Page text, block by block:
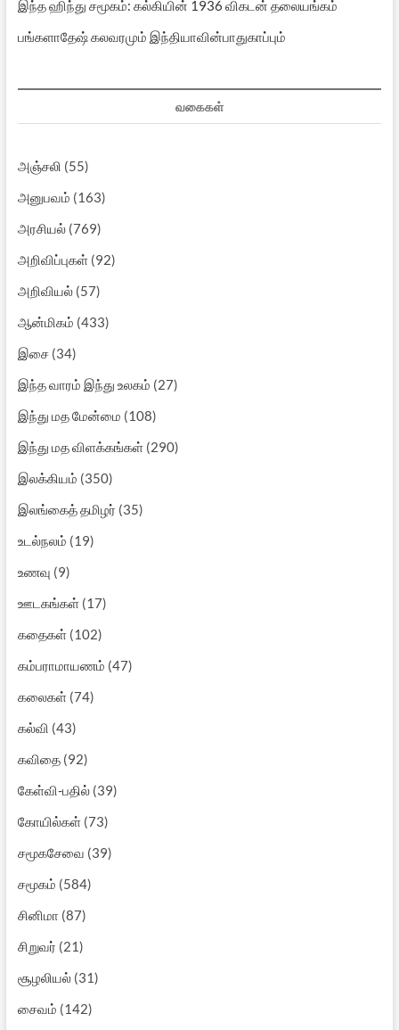
இந்த ஹிந்து சமூகம்: கல்கியின் 1936 விகடன் தலையங்கம்
பங்களாதேஷ் கலவரமும் இந்தியாவின்பாதுகாப்பும்
வகைகள்
அஞ்சலி (55)
அனுபவம் (163)
அரசியல்(769)
அறிவிப்புகள்(92)
அறிவியல்(57)
ஆன்மிகம் (433)
இசை(34)
இந்த வாரம் இந்து உலகம் (27)
இந்து மத மேன்மை (108)
இந்து மத விளக்கங்கள்(290)
இலக்கியம் (350)
இலங்கைத் தமிழர் (35)
உடல்நலம் (19)
உணவு (9)
ஊடகங்கள்(17)
கதைகள்(102)
கம்பராமாயணம் (47)
கலைகள்(74)
கல்வி (43)
கவிதை(92)
கேள்வி-பதில்(39)
கோயில்கள்(73)
சமூகசேவை (39)
சமூகம் (584)
சினிமா (87)
சிறுவர் (21)
சூழலியல்(31)
சைவம் (142)